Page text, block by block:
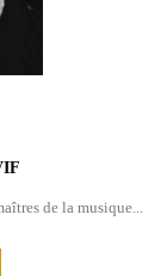
de la musique...